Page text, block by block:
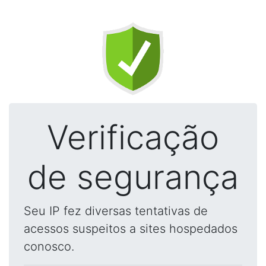
Verificação
de segurança
Seu IP fez diversas tentativas de
acessos suspeitos a sites hospedados
conosco.